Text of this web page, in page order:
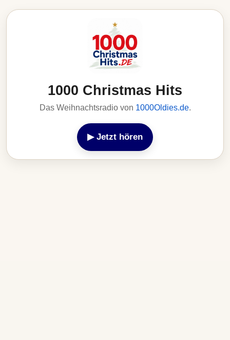
1000 Christmas Hits
Das Weihnachtsradio von 1000Oldies.de.
▶ Jetzt hören